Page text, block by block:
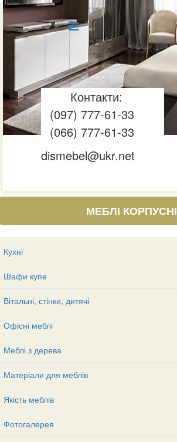
Контакти:
(097) 777-61-33
(066) 777-61-33
dismebel@ukr.net
МЕБЛІ КОРПУСНІ
Кухні
Шафи купе
Вітальні, стінки, дитячі
Офісні меблі
Меблі з дерева
Матеріали для меблів
Якість меблів
Фотогалерея